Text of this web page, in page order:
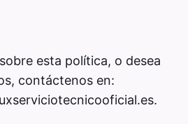
esta política, o desea
contáctenos en:
.